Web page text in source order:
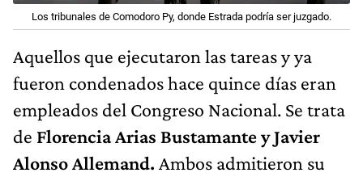
Los tribunales de Comodoro Py, donde Estrada podría ser juzgado.
Aquellos que ejecutaron las tareas y ya
fueron condenados hace quince días eran
empleados del Congreso Nacional. Se trata
de Florencia Arias Bustamante y Javier
Alonso Allemand. Ambos admitieron su